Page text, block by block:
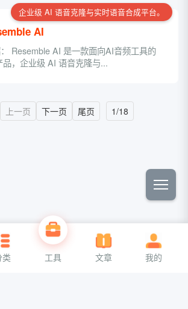
企业级 AI 语音克隆与实时语音合成平台。
AI
Resemble AI 是一款面向AI音频工具的
品，企业级 AI 语音克隆与...
上一页 下一页 尾页 1/18
关于我们 联系我们
类 工具 文章 我的